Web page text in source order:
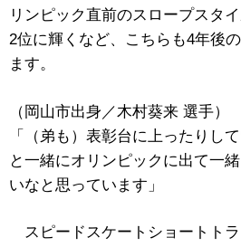
リンピック直前のスロープスタ
2位に輝くなど、こちらも4年後
ます。
（岡山市出身／木村葵来 選手）
「（弟も）表彰台に上ったりし
と一緒にオリンピックに出て一
いなと思っています」
スピードスケートショートト